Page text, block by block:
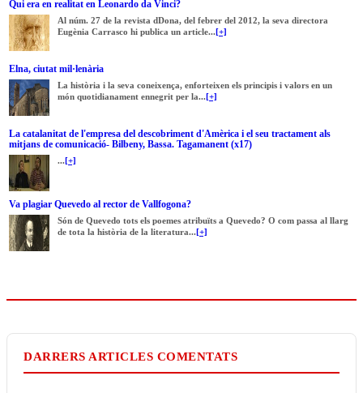
Qui era en realitat en Leonardo da Vinci?
Al núm. 27 de la revista dDona, del febrer del 2012, la seva directora
Eugènia Carrasco hi publica un article...[+]
Elna, ciutat mil·lenària
La història i la seva coneixença, enforteixen els principis i valors en un
món quotidianament ennegrit per la...[+]
La catalanitat de l'empresa del descobriment d'Amèrica i el seu tractament als
mitjans de comunicació- Bilbeny, Bassa. Tagamanent (x17)
...[+]
Va plagiar Quevedo al rector de Vallfogona?
Són de Quevedo tots els poemes atribuïts a Quevedo? O com passa al llarg
de tota la història de la literatura...[+]
DARRERS ARTICLES COMENTATS